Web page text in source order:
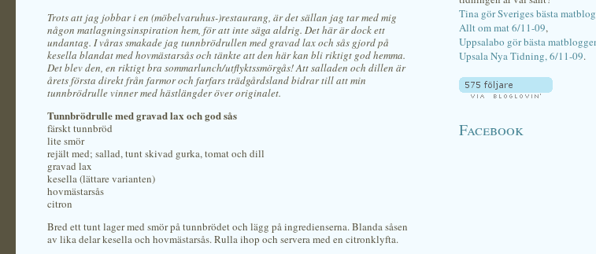
Trots att jag jobbar i en (möbelvaruhus-)restaurang, är det sällan jag tar med mig
någon matlagningsinspiration hem, för att inte säga aldrig. Det här är dock ett
undantag. I våras smakade jag tunnbrödrullen med gravad lax och sås gjord på
kesella blandat med hovmästarsås och tänkte att den här kan bli riktigt god hemma.
Det blev den, en riktigt bra sommarlunch/utflyktssmörgås! Att salladen och dillen är
årets första direkt från farmor och farfars trädgårdsland bidrar till att min
tunnbrödrulle vinner med hästlängder över originalet.
Tunnbrödrulle med gravad lax och god sås
färskt tunnbröd
lite smör
rejält med; sallad, tunt skivad gurka, tomat och dill
gravad lax
kesella (lättare varianten)
hovmästarsås
citron
Bred ett tunt lager med smör på tunnbrödet och lägg på ingredienserna. Blanda såsen
av lika delar kesella och hovmästarsås. Rulla ihop och servera med en citronklyfta.
Tina gör Sveriges bästa
Allt om mat 6/11-09,
Uppsalabo gör bästa
Upsala Nya Tidning, 6/11-09.
Facebook